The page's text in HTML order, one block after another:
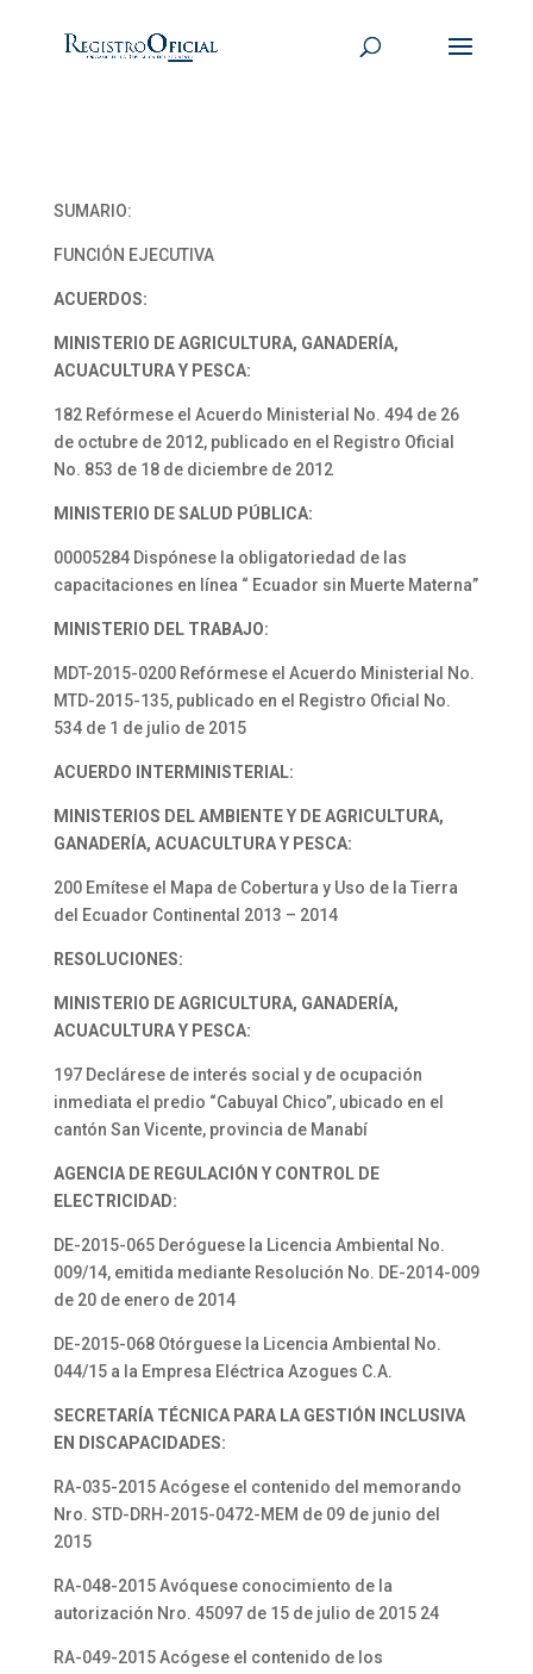
SUMARIO:
FUNCIÓN EJECUTIVA
ACUERDOS:
MINISTERIO DE AGRICULTURA, GANADERÍA,
ACUACULTURA Y PESCA:
182 Refórmese el Acuerdo Ministerial No. 494 de 26
de octubre de 2012, publicado en el Registro Oficial
No. 853 de 18 de diciembre de 2012
MINISTERIO DE SALUD PÚBLICA:
00005284 Dispónese la obligatoriedad de las
capacitaciones en línea “ Ecuador sin Muerte Materna”
MINISTERIO DEL TRABAJO:
MDT-2015-0200 Refórmese el Acuerdo Ministerial No.
MTD-2015-135, publicado en el Registro Oficial No.
534 de 1 de julio de 2015
ACUERDO INTERMINISTERIAL:
MINISTERIOS DEL AMBIENTE Y DEAGRICULTURA,
GANADERÍA, ACUACULTURA Y PESCA:
200 Emítese el Mapa de Cobertura y Uso de la Tierra
del Ecuador Continental 2013 – 2014
RESOLUCIONES:
MINISTERIO DE AGRICULTURA, GANADERÍA,
ACUACULTURA Y PESCA:
197 Declárese de interés social y de ocupación
inmediata el predio “Cabuyal Chico”, ubicado en el
cantón San Vicente, provincia de Manabí
AGENCIA DE REGULACIÓN Y CONTROL DE
ELECTRICIDAD:
DE-2015-065 Deróguese la Licencia Ambiental No.
009/14, emitida mediante Resolución No. DE-2014-009
de 20 de enero de 2014
DE-2015-068 Otórguese la Licencia Ambiental No.
044/15 a la Empresa Eléctrica Azogues C.A.
SECRETARÍA TÉCNICA PARA LA GESTIÓN INCLUSIVA
EN DISCAPACIDADES:
RA-035-2015 Acógese el contenido del memorando
Nro. STD-DRH-2015-0472-MEM de 09 de junio del
2015
RA-048-2015 Avóquese conocimiento de la
autorización Nro. 45097 de 15 de julio de 2015 24
RA-049-2015 Acógese el contenido de los